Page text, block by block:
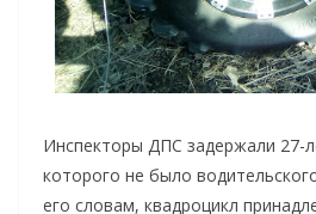
Инспекторы ДПС задержали 27-
которого не было
его словам, квадроцикл